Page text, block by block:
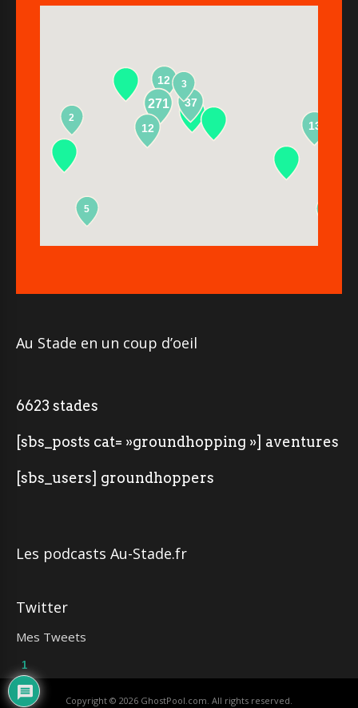
12
271
13
37
2
5
12
3
Au Stade en un coup d’oeil
6623 stades
[sbs_posts cat= »groundhopping »] aventures
[sbs_users] groundhoppers
Les podcasts Au-Stade.fr
Twitter
Mes Tweets
Copyright © 2026 GhostPool.com. All rights reserved.
1